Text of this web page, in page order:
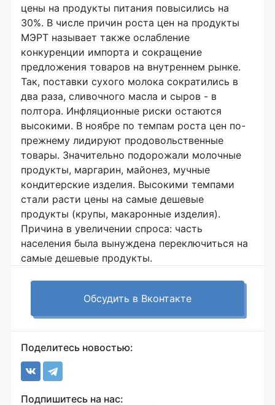
цены на продукты питания повысились на
30%. В числе причин роста цен на продукты
МЭРТ называет также ослабление
конкуренции импорта и сокращение
предложения товаров на внутреннем рынке.
Так, поставки сухого молока сократились в
два раза, сливочного масла и сыров - в
полтора. Инфляционные риски остаются
высокими. В ноябре по темпам роста цен по-
прежнему лидируют продовольственные
товары. Значительно подорожали молочные
продукты, маргарин, майонез, мучные
кондитерские изделия. Высокими темпами
стали расти цены на самые дешевые
продукты (крупы, макаронные изделия).
Причина в увеличении спроса: часть
населения была вынуждена переключиться на
самые дешевые продукты.
Обсудить в Вконтакте
Поделитесь новостью:
Подпишитесь на нас: